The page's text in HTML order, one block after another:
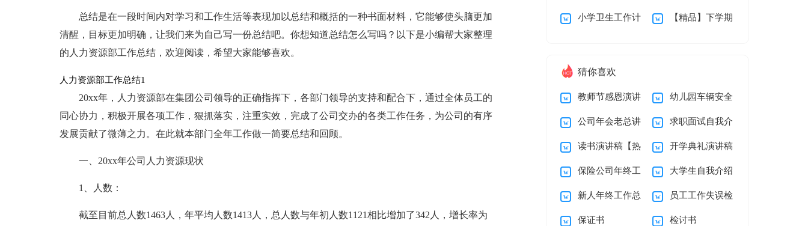
总结是在一段时间内对学习和工作生活等表现加以总结和概括的一种书面材料，它能够使头脑更加
清醒，目标更加明确，让我们来为自己写一份总结吧。你想知道总结怎么写吗？以下是小编帮大家整理
的人力资源部工作总结，欢迎阅读，希望大家能够喜欢。
人力资源部工作总结1
20xx年，人力资源部在集团公司领导的正确指挥下，各部门领导的支持和配合下，通过全体员工的
同心协力，积极开展各项工作，狠抓落实，注重实效，完成了公司交办的各类工作任务，为公司的有序
发展贡献了微薄之力。在此就本部门全年工作做一简要总结和回顾。
一、20xx年公司人力资源现状
1、人数：
截至目前总人数1463人，年平均人数1413人，总人数与年初人数1121相比增加了342人，增长率为
范文集锦7篇 4篇
小学卫生工作计 【精品】下学期
猜你喜欢
教师节感恩演讲
稿(15篇)
幼儿园车辆安全
责任书
公司年会老总讲
话稿
求职面试自我介
绍(集合15篇)
读书演讲稿【热
门】
开学典礼演讲稿
集合15篇
保险公司年终工
作总结
大学生自我介绍
15篇
新人年终工作总
结
员工工作失误检
讨书(15篇)
保证书 检讨书